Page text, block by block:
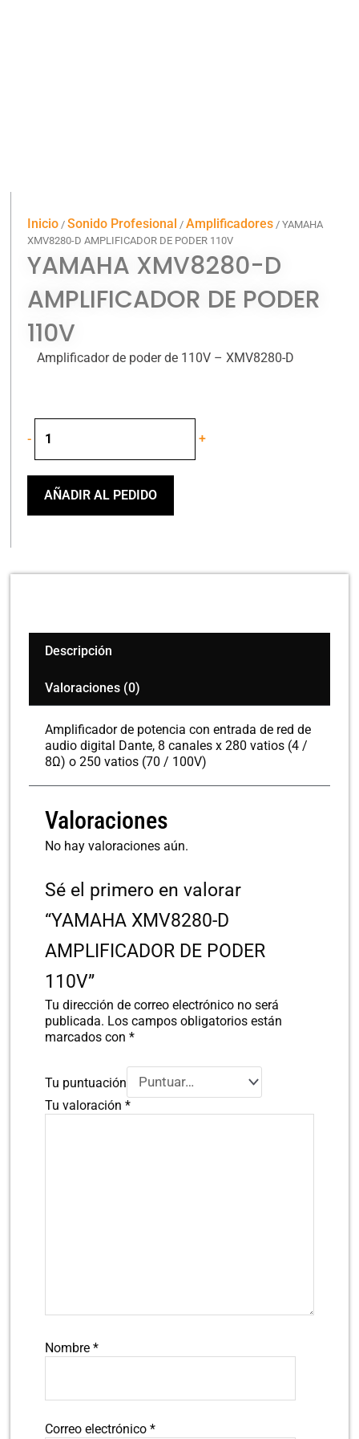
Inicio /Sonido Profesional /Amplificadores / YAMAHA
XMV8280-D AMPLIFICADOR DE PODER 110V
YAMAHA XMV8280-D
AMPLIFICADOR DE PODER
110V
Amplificador de poder de 110V – XMV8280-D
-
XMV8280-
D
AMPLIFICADOR
DE
+
AÑADIR AL PEDIDO
Descripción
Valoraciones (0)
Amplificador de potencia con entrada de red de
audio digital Dante, 8 canales x 280 vatios (4 /
8Ω) o 250 vatios (70 / 100V)
Valoraciones
No hay valoraciones aún.
Sé el primero en valorar
“YAMAHA XMV8280-D
AMPLIFICADOR DE PODER
110V”
Tu dirección de correo electrónico no será
publicada. Los campos obligatorios están
marcados con*
Tu puntuación
Tu valoración*
Nombre*
Correo electrónico*